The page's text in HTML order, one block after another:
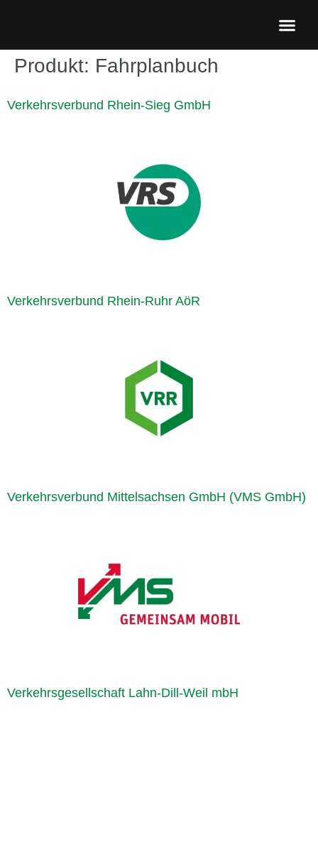
Produkt: Fahrplanbuch
Verkehrsverbund Rhein-Sieg GmbH
Verkehrsverbund Rhein-Ruhr AöR
Verkehrsverbund Mittelsachsen GmbH (VMS GmbH)
Verkehrsgesellschaft Lahn-Dill-Weil mbH